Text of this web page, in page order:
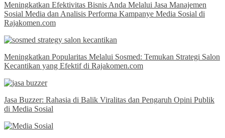
Meningkatkan Efektivitas Bisnis Anda Melalui Jasa Manajemen
Sosial Media dan Analisis Performa Kampanye Media Sosial di
Rajakomen.com
Meningkatkan Popularitas Melalui Sosmed: Temukan Strategi Salon
Kecantikan yang Efektif di Rajakomen.com
Jasa Buzzer: Rahasia di Balik Viralitas dan Pengaruh Opini Publik
di Media Sosial